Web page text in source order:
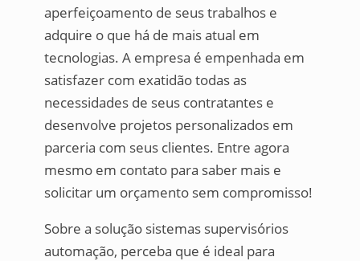
aperfeiçoamento de seus trabalhos e
adquire o que há de mais atual em
tecnologias. A empresa é empenhada em
satisfazer com exatidão todas as
necessidades de seus contratantes e
desenvolve projetos personalizados em
parceria com seus clientes. Entre agora
mesmo em contato para saber mais e
solicitar um orçamento sem compromisso!
Sobre a solução sistemas supervisórios
automação, perceba que é ideal para